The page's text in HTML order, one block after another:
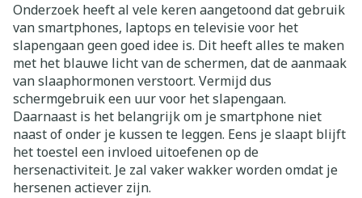
Onderzoek heeft al vele keren aangetoond dat gebruik
van smartphones, laptops en televisie voor het
slapengaan geen goed idee is. Dit heeft alles te maken
met het blauwe licht van de schermen, dat de aanmaak
van slaaphormonen verstoort. Vermijd dus
schermgebruik een uur voor het slapengaan.
Daarnaast is het belangrijk om je smartphone niet
naast of onder je kussen te leggen. Eens je slaapt blijft
het toestel een invloed uitoefenen op de
hersenactiviteit. Je zal vaker wakker worden omdat je
hersenen actiever zijn.